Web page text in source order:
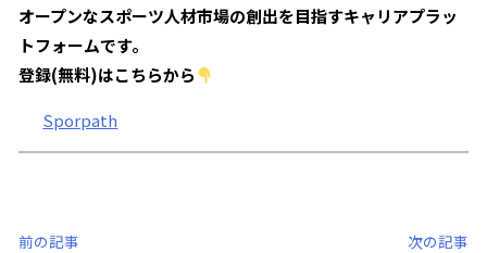
オープンなスポーツ人材市場の創出を目指すキャリアプラッ
トフォームです。
登録(無料)はこちらから
Sporpath
前の記事 次の記事